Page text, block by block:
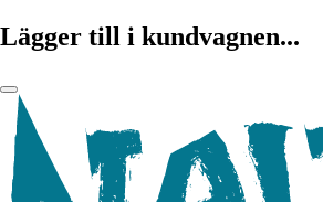
Lägger till i kundvagnen...